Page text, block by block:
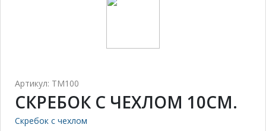
Артикул: TM100
СКРЕБОК С ЧЕХЛОМ 10СМ.
Скребок с чехлом